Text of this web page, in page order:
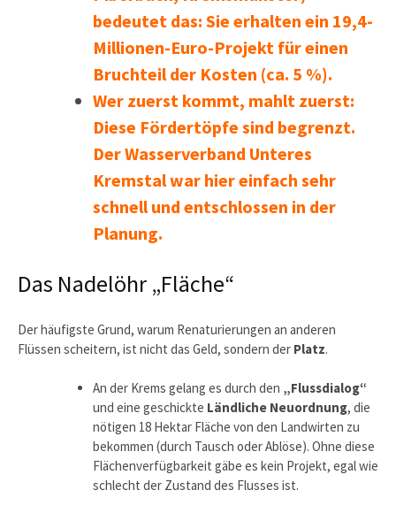
bedeutet das: Sie erhalten ein 19,4-
Millionen-Euro-Projekt für einen
Bruchteil der Kosten (ca. 5 %).
Wer zuerst kommt, mahlt zuerst:
Diese Fördertöpfe sind begrenzt.
Der Wasserverband Unteres
Kremstal war hier einfach sehr
schnell und entschlossen in der
Planung.
Das Nadelöhr „Fläche“
Der häufigste Grund, warum Renaturierungen an anderen
Flüssen scheitern, ist nicht das Geld, sondern der Platz.
An der Krems gelang es durch den „Flussdialog“
und eine geschickte Ländliche Neuordnung, die
nötigen 18 Hektar Fläche von den Landwirten zu
bekommen (durch Tausch oder Ablöse). Ohne diese
Flächenverfügbarkeit gäbe es kein Projekt, egal wie
schlecht der Zustand des Flusses ist.